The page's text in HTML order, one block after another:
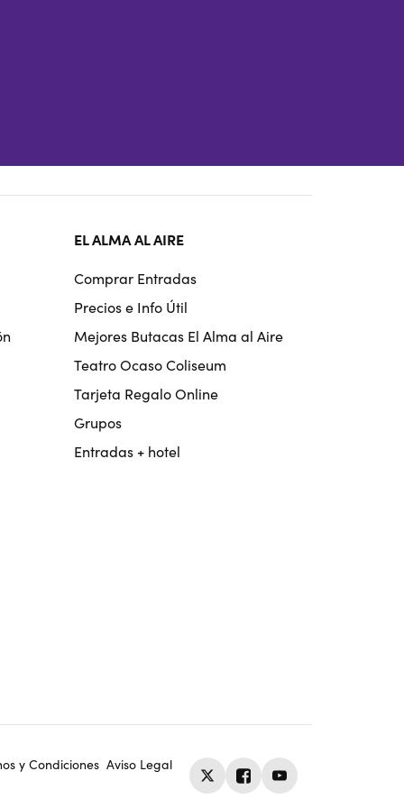
EL ALMA AL AIRE
Comprar Entradas
Precios e Info Útil
Mejores Butacas El Alma al Aire
Teatro Ocaso Coliseum
Tarjeta Regalo Online
Grupos
Entradas + hotel
y Condiciones Aviso Legal
TwitterFacebookYoutube